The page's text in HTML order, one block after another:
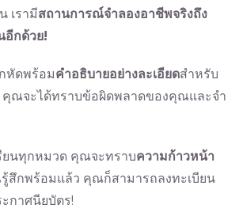
เรามีสถานการณ์จำลองอาชีพจริงถึง
อีกด้วย!
หัดพร้อมคำอธิบายอย่างละเอียดสำหรับ
ณจะได้ทราบข้อผิดพลาดของคุณและจำ
ยนทุกหมวด คุณจะทราบความก้าวหน้า
กพร้อมแล้ว คุณก็สามารถลงทะเบียน
กาศนียบัตร!